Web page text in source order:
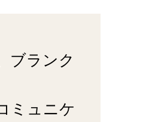
ブランク
ミュニケ